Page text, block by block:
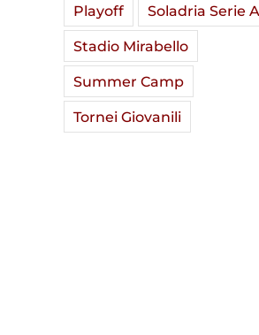
Playoff
Soladria Serie
Stadio Mirabello
Summer Camp
Tornei Giovanili